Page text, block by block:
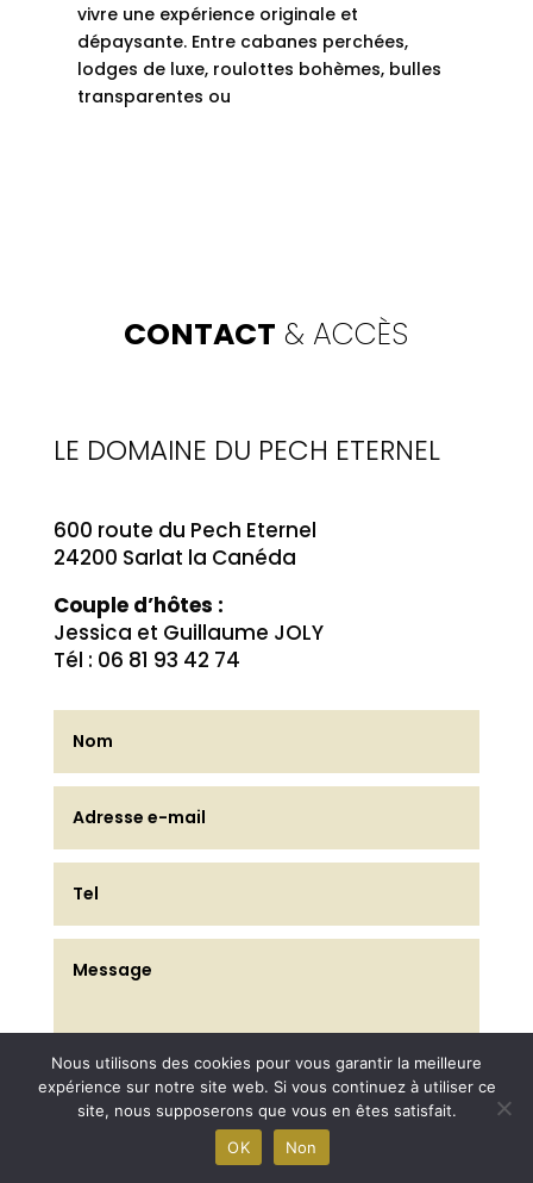
vivre une expérience originale et
dépaysante. Entre cabanes perchées,
lodges de luxe, roulottes bohèmes, bulles
transparentes ou
CONTACT & ACCÈS
LE DOMAINE DU PECH ETERNEL
600 route du Pech Eternel
24200 Sarlat la Canéda
Couple d’hôtes :
Jessica et Guillaume JOLY
Tél : 06 81 93 42 74
Nous utilisons des cookies pour vous garantir la meilleure
expérience sur notre site web. Si vous continuez à utiliser ce
site, nous supposerons que vous en êtes satisfait.
OK
Non